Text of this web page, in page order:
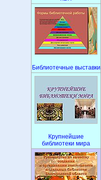
Библиотечные выставки
Крупнейшие
библиотеки мира